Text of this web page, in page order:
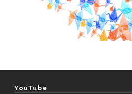
YouTube